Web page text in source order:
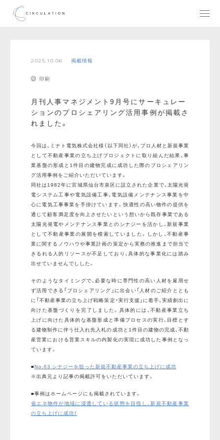
2025.10.06 掲載情報
印刷
月刊人事マネジメント9月号にサーキュレー
ションのプロシェアリング活用事例が掲載さ
れました。
今回は、ミナト電気株式会社様（以下同社）が、プロ人材と新規事業
として不動産事業の立ち上げプロジェクトに取り組んだ結果、事
業基盤の形成と1件目の建物完成に成功した際のプロシェアリン
グ活用事例をご紹介いただいています。
同社は1982年に宮城県仙台市泉区に設立された企業で、太陽光発
電システム工事や電気設備工事、電気設備メンテナンス事業を中
心に電気工事事業を手掛けています。快適性の高い物件の提供を
通じて顧客満足度を向上させたいという想いから既存事業である
太陽光発電やメンテナンス事業とのシナジーを活かし、新規事業
として不動産事業の展開を模索していました。しかし、不動産事
業に関するノウハウや事業計画の策定から実務の推進まで担当で
きるれる人的リソースが不足しており、具体的な事業化には踏み
出せていませんでしした。
そのようなタイミングで、必要な時に専門性の高い人材を雇用せ
ず活用できる「プロシェアリング」に出会い「人材のご紹介ととも
に「不動産事業の立ち上げ戦略策定・実行支援」に着手、実績創出に
向けた基盤づくりを完了しました。具体的には、不動産事業立ち
上げに向けた具体的な基盤形成と準備プロセスの実行、目標とす
る建物制作に伴う仕入れ先入札の成功と1件目の建物の完成、不動
産営業における営業スキルの内製化の実現に成功した事例となっ
ています。
■No.63 シナジーを狙った新規不動産事業の立ち上げに成功
※出典元より記事の掲載許可をいただいています。
■事例はホームページにも掲載されています。
省エネ物件が地域に浸透している状態を目指し、新規不動産事業
の立ち上げに成功！